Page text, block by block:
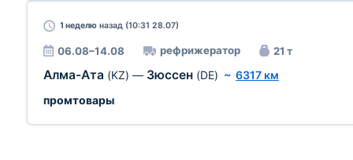
1 неделю назад (10:31 28.07)
06.08–14.08 рефрижератор 21 т
Алма-Ата (KZ) — Зюссен (DE) ~ 6317 км
промтовары